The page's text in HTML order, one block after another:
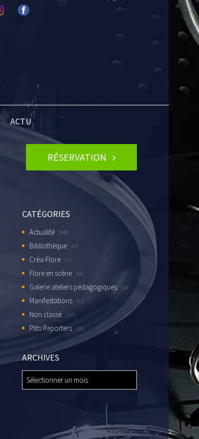
ACTU
RÉSERVATION
CATÉGORIES
Actualité (349)
Bibliothèque (60)
Créa-Flore (12)
Flore en scène (26)
Galerie ateliers pédagogiques (10)
Manifestations (67)
Non classé (191)
Ptits Reporters (25)
ARCHIVES
ARCHIVES